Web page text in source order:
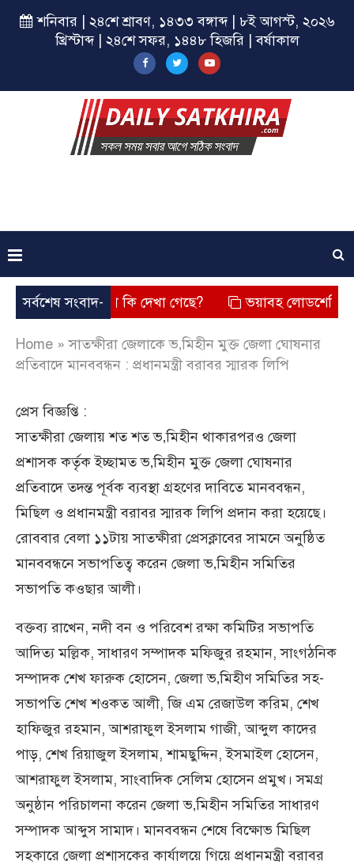
শনিবার | ২৪শে শ্রাবণ, ১৪৩৩ বঙ্গাব্দ | ৮ই আগস্ট, ২০২৬
খ্রিস্টাব্দ | ২৪শে সফর, ১৪৪৮ হিজরি | বর্ষাকাল
সর্বশেষ সংবাদ-
তার চেহারা কি দেখা গেছে? ভয়াবহ লোডশেডিং, বিদ্যুত –
Home »সাতক্ষীরা জেলাকে ভ‚মিহীন মুক্ত জেলা ঘোষনার
প্রতিবাদে মানববন্ধন : প্রধানমন্ত্রী বরাবর স্মারক লিপি
প্রেস বিজ্ঞপ্তি :
সাতক্ষীরা জেলায় শত শত ভ‚মিহীন থাকারপরও জেলা
প্রশাসক কর্তৃক ইচ্ছামত ভ‚মিহীন মুক্ত জেলা ঘোষনার
প্রতিবাদে তদন্ত পূর্বক ব্যবস্থা গ্রহণের দাবিতে মানববন্ধন,
মিছিল ও প্রধানমন্ত্রী বরাবর স্মারক লিপি প্রদান করা হয়েছে।
রোববার বেলা ১১টায় সাতক্ষীরা প্রেসক্লাবের সামনে অনুষ্ঠিত
মানববন্ধনে সভাপতিত্ব করেন জেলা ভ‚মিহীন সমিতির
সভাপতি কওছার আলী।
বক্তব্য রাখেন, নদী বন ও পরিবেশ রক্ষা কমিটির সভাপতি
আদিত্য মল্লিক, সাধারণ সম্পাদক মফিজুর রহমান, সাংগঠনিক
সম্পাদক শেখ ফারুক হোসেন, জেলা ভ‚মিহীণ সমিতির সহ-
সভাপতি শেখ শওকত আলী, জি এম রেজাউল করিম, শেখ
হাফিজুর রহমান, আশরাফুল ইসলাম গাজী, আব্দুল কাদের
পাড়, শেখ রিয়াজুল ইসলাম, শামছুদ্দিন, ইসমাইল হোসেন,
আশরাফুল ইসলাম, সাংবাদিক সেলিম হোসেন প্রমুখ। সমগ্র
অনুষ্ঠান পরিচালনা করেন জেলা ভ‚মিহীন সমিতির সাধারণ
সম্পাদক আব্দুস সামাদ। মানববন্ধন শেষে বিক্ষোভ মিছিল
সহকারে জেলা প্রশাসকের কার্যালয়ে গিয়ে প্রধানমন্ত্রী বরাবর